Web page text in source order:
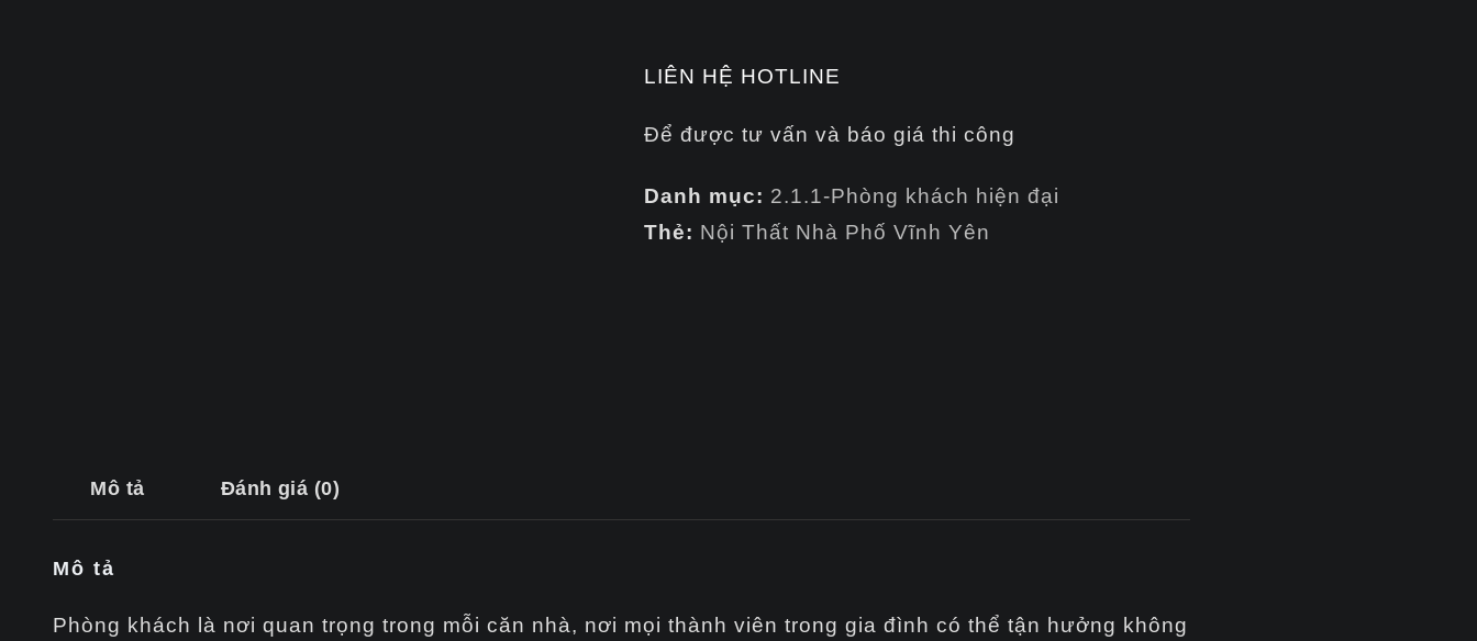
LIÊN HỆ HOTLINE
Để được tư vấn và báo giá thi công
Danh mục: 2.1.1-Phòng khách hiện đại
Thẻ: Nội Thất Nhà Phố Vĩnh Yên
Mô tả Đánh giá (0)
Mô tả
Phòng khách là nơi quan trọng trong mỗi căn nhà, nơi mọi thành viên trong gia đình có thể tận hưởng không